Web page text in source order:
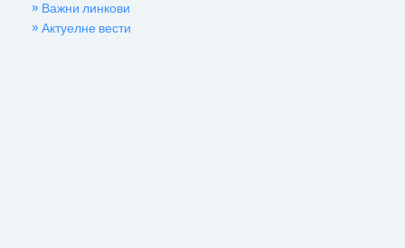
» Важни линкови
» Актуелне вести